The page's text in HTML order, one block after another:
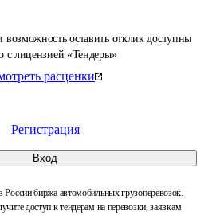
оставить отклик доступны
с лицензией «Тендеры»
расценки
Регистрация
Вход
биржа автомобильных грузоперевозок.
доступ к тендерам на перевозки, заявкам